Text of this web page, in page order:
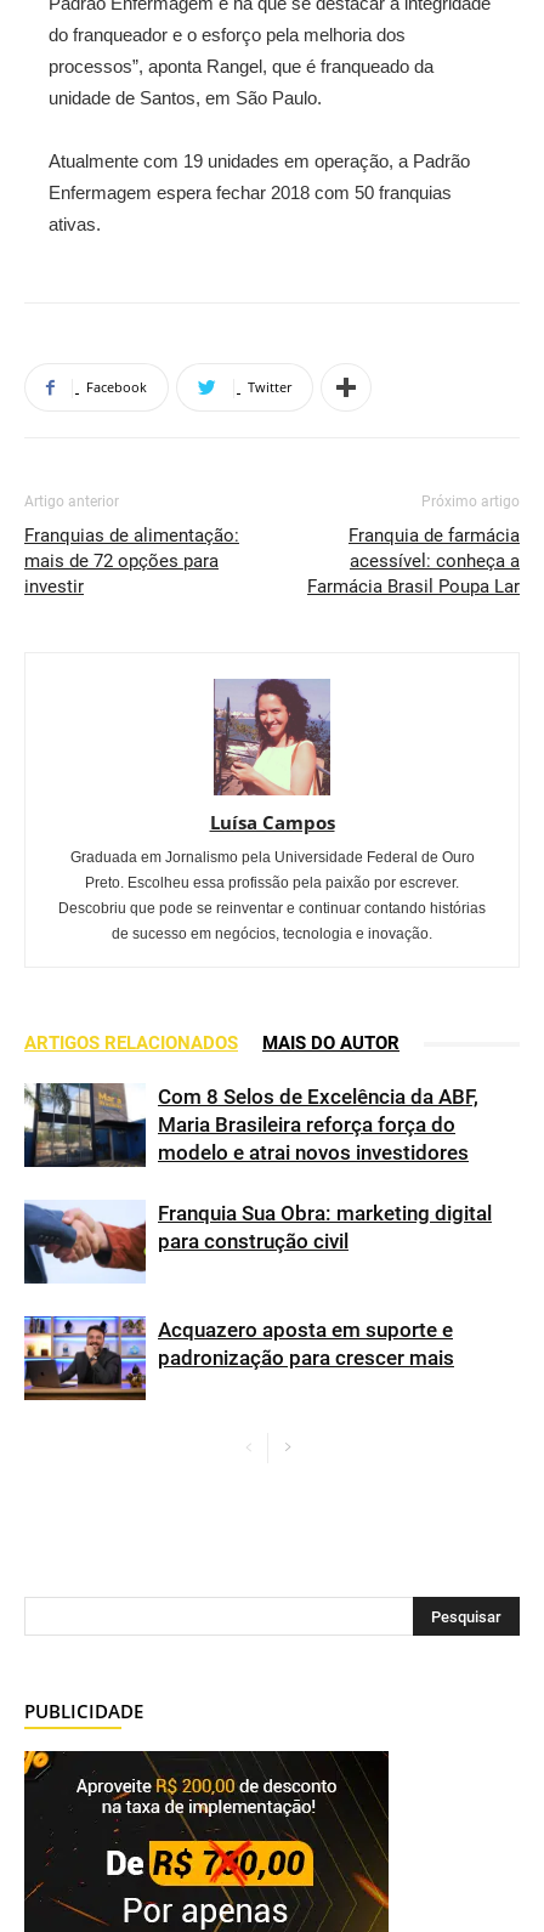
do franqueador e o esforço pela melhoria dos
processos”, aponta Rangel, que é franqueado da
unidade de Santos, em São Paulo.
Atualmente com 19 unidades em operação, a Padrão
Enfermagem espera fechar 2018 com 50 franquias
ativas.
Facebook Twitter
Artigo anterior
Franquias de alimentação:
mais de 72 opções para
investir
Próximo artigo
Franquia de farmácia
acessível: conheça a
Farmácia Brasil Poupa Lar
Luísa Campos
Graduada em Jornalismo pela Universidade Federal de Ouro
Preto. Escolheu essa profissão pela paixão por escrever.
Descobriu que pode se reinventar e continuar contando histórias
de sucesso em negócios, tecnologia e inovação.
ARTIGOS RELACIONADOS MAIS DO AUTOR
Com 8 Selos de Excelência da ABF,
Maria Brasileira reforça força do
modelo e atrai novos investidores
Franquia Sua Obra: marketing digital
para construção civil
Acquazero aposta em suporte e
padronização para crescer mais
PUBLICIDADE